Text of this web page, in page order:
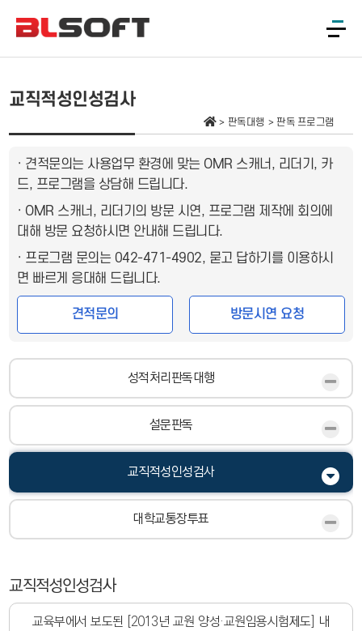
교직적성인성검사
판독대행 판독 프로그램
· 견적문의는 사용업무 환경에 맞는 OMR 스캐너, 리더기, 카
드, 프로그램을 상담해 드립니다.
· OMR 스캐너, 리더기의 방문 시연, 프로그램 제작에 회의에
대해 방문 요청하시면 안내해 드립니다.
· 프로그램 문의는 042-471-4902, 묻고 답하기를 이용하시
면 빠르게 응대해 드립니다.
견적문의 방문시연 요청
성적처리판독대행
설문판독
교직적성인성검사
대학교통장투표
교직적성인성검사
교육부에서 보도된 [2013년 교원 양성·교원임용시험제도] 내